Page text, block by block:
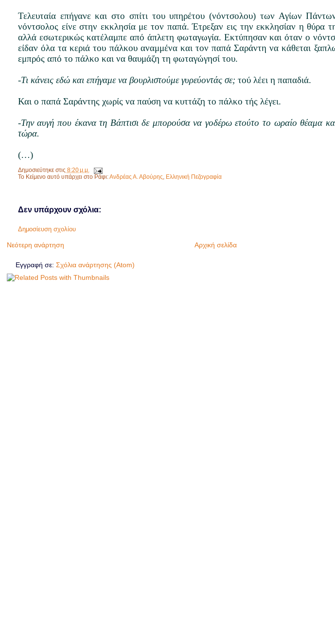
Τελευταία επήγανε και στο σπίτι του υπηρέτου (νόντσολου) των Αγίων
νόντσολος είνε στην εκκλησία με τον παπά. Έτρεξαν εις την εκκλησίαν η θύρα
αλλά εσωτερικώς κατέλαμπε από άπλετη φωταγωγία. Εκτύπησαν και όταν ο
είδαν όλα τα κεριά του πάλκου αναμμένα και τον παπά Σαράντη να κάθεται
εμπρός από το πάλκο και να θαυμάζη τη φωταγώγησί του.
-Τι κάνεις εδώ και επήγαμε να βουρλιστούμε γυρεύοντάς σε; τού λέει η παπαδιά.
Και ο παπά Σαράντης χωρίς να παύση να κυττάζη το πάλκο τής λέγει.
-Την αυγή που έκανα τη Βάπτισι δε μπορούσα να γοδέρω ετούτο το ωραίο θέαμα
τώρα.
(…)
Δημοσιεύτηκε στις 8:20 μ.μ.
Το Κείμενο αυτό υπάρχει στο Ράφι:Ανδρέας Α. Αβούρης Ελληνική Πεζογραφία
Δεν υπάρχουν σχόλια:
Δημοσίευση σχολίου
Νεότερη ανάρτηση Αρχική σελίδα
Εγγραφή σε: Σχόλια ανάρτησης (Atom)